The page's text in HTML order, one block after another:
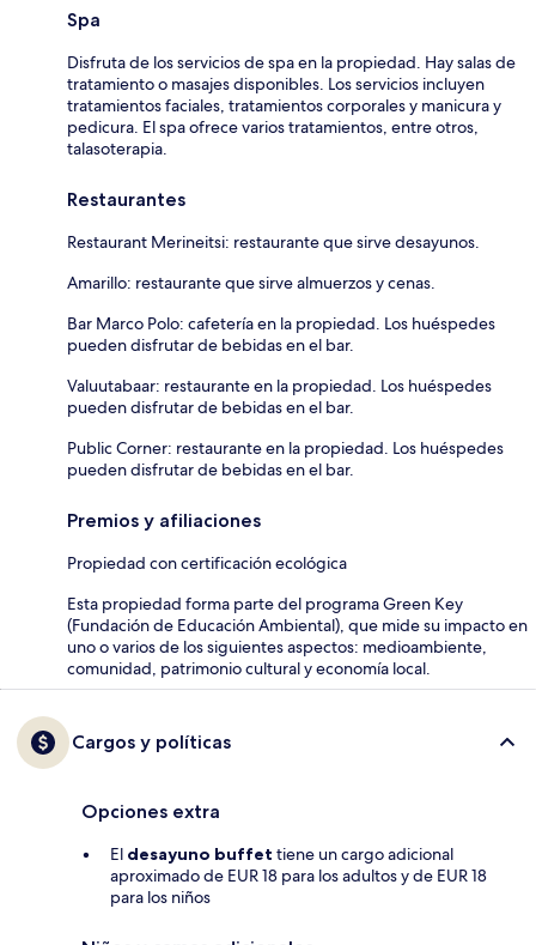
Spa
Disfruta de los servicios de spa en la propiedad. Hay salas de
tratamiento o masajes disponibles. Los servicios incluyen
tratamientos faciales, tratamientos corporales y manicura y
pedicura. El spa ofrece varios tratamientos, entre otros,
talasoterapia.
Restaurantes
Restaurant Merineitsi: restaurante que sirve desayunos.
Amarillo: restaurante que sirve almuerzos y cenas.
Bar Marco Polo: cafetería en la propiedad. Los huéspedes
pueden disfrutar de bebidas en el bar.
Valuutabaar: restaurante en la propiedad. Los huéspedes
pueden disfrutar de bebidas en el bar.
Public Corner: restaurante en la propiedad. Los huéspedes
pueden disfrutar de bebidas en el bar.
Premios y afiliaciones
Propiedad con certificación ecológica
Esta propiedad forma parte del programa Green Key
(Fundación de Educación Ambiental), que mide su impacto en
uno o varios de los siguientes aspectos: medioambiente,
comunidad, patrimonio cultural y economía local.
Cargos y políticas
Opciones extra
El desayuno buffet tiene un cargo adicional
aproximado de EUR 18 para los adultos y de EUR 18
para los niños